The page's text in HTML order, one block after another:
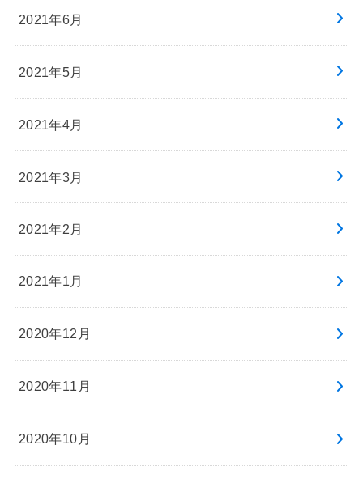
2021年6月
2021年5月
2021年4月
2021年3月
2021年2月
2021年1月
2020年12月
2020年11月
2020年10月